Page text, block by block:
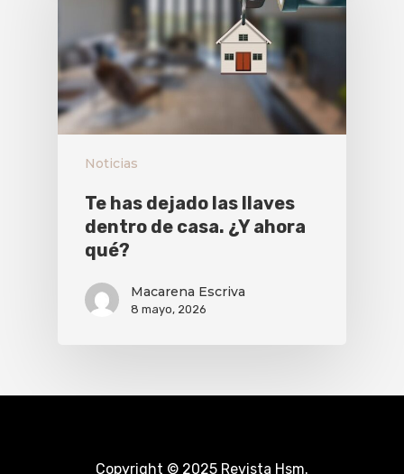
Noticias
Te has dejado las llaves
dentro de casa. ¿Y ahora
qué?
Macarena Escriva
8 mayo, 2026
Copyright © 2025 Revista Hsm.